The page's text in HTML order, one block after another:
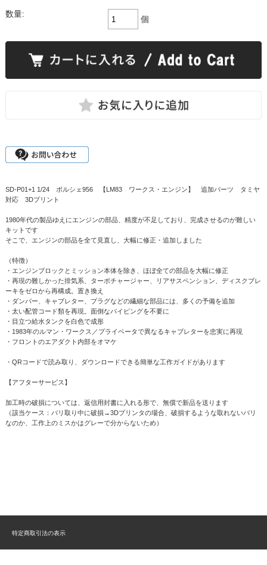
数量:
個
SD-P01+1 1/24 ポルシェ956 【LM83 ワークス・エンジン】 追加パーツ タミヤ
対応 3Dプリント
1980年代の製品ゆえにエンジンの部品、精度が不足しており、完成させるのが難しい
キットです
そこで、エンジンの部品を全て見直し、大幅に修正・追加しました
（特徴）
・エンジンブロックとミッション本体を除き、ほぼ全ての部品を大幅に修正
・再現の難しかった排気系、ターボチャージャー、リアサスペンション、ディスクブレ
ーキをゼロから再構成。置き換え
・ダンパー、キャブレター、プラグなどの繊細な部品には、多くの予備を追加
・太い配管コード類を再現。面倒なパイピングを不要に
・目立つ給水タンクを白色で成形
・1983年のルマン・ワークス／プライベータで異なるキャブレターを忠実に再現
・フロントのエアダクト内部をオマケ
・QRコードで読み取り、ダウンロードできる簡単な工作ガイドがあります
【アフターサービス】
加工時の破損については、返信用封書に入れる形で、無償で新品を送ります
（該当ケース：バリ取り中に破損→3Dプリンタの場合、破損するような取れないバリ
なのか、工作上のミスかはグレーで分からないため）
特定商取引法の表示